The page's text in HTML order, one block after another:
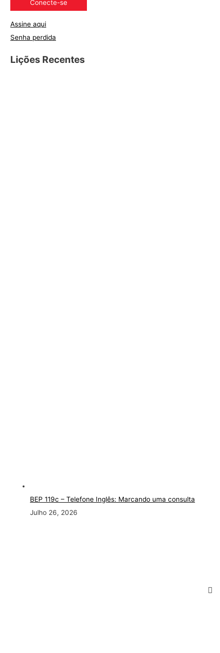
Assine aqui
Senha perdida
Lições Recentes
BEP 119c – Telefone Inglês: Marcando uma consulta
Julho 26, 2026